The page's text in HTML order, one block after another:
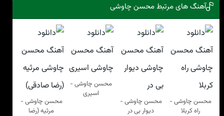
آهنگ های مرتبط محسن چاوشی
محسن چاوشی -
راه کربلا
محسن چاوشی -
دیوار بی در
محسن چاوشی -
اسیری
محسن چاوشی -
مرثیه (رضا